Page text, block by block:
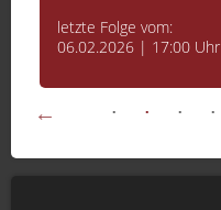
letzte Folge vom:
06.02.2026 | 17:00 Uhr